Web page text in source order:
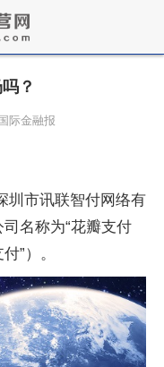
？
际金融报
圳市讯联智付网络有
名称为“花瓣支付
”）。